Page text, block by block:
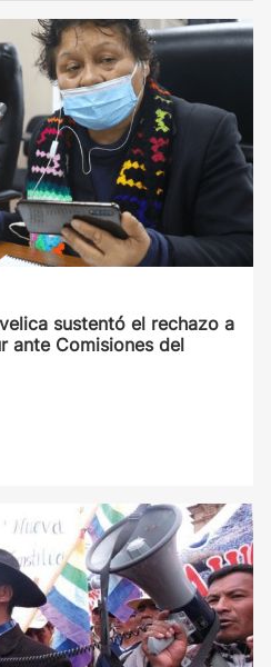
sustentó el rechazo a
ante Comisiones del